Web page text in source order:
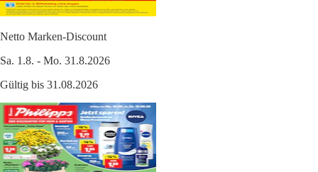
Netto Marken-Discount
Sa. 1.8. - Mo. 31.8.2026
Gültig bis 31.08.2026